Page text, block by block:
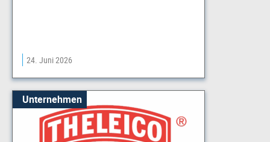
24. Juni 2026
Unternehmen